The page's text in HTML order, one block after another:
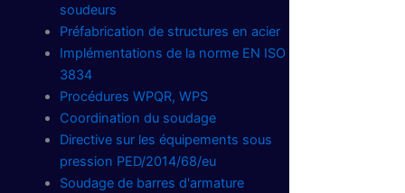
soudeurs
Préfabrication de structures en acier
Implémentations de la norme EN ISO
3834
Procédures WPQR, WPS
Coordination du soudage
Directive sur les équipements sous
pression PED/2014/68/eu
Soudage de barres d'armature